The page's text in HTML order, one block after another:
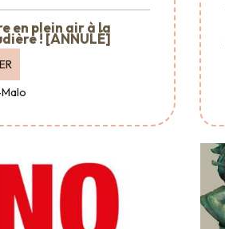
en plein air à la
! [ANNULÉ]